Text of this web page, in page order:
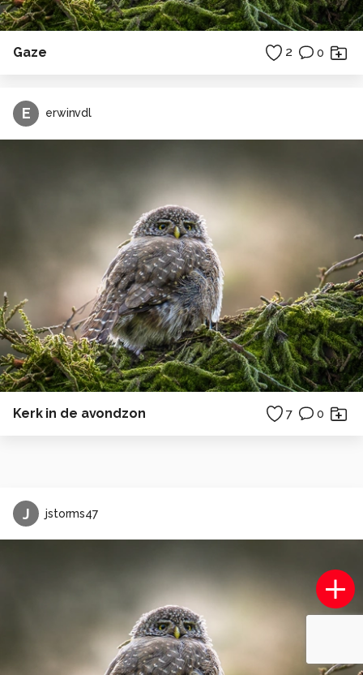
Gaze 2 0
E erwinvdl
Kerk in de avondzon 7 0
J jstorms47